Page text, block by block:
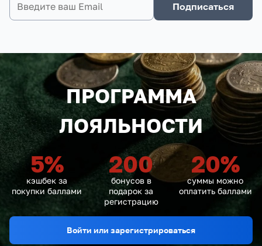
Подписаться
ПРОГРАММА
ЛОЯЛЬНОСТИ
5%
кэшбек за
покупки баллами
200
бонусов в
подарок за
регистрацию
20%
суммы можно
оплатить баллами
Войти или зарегистрироваться